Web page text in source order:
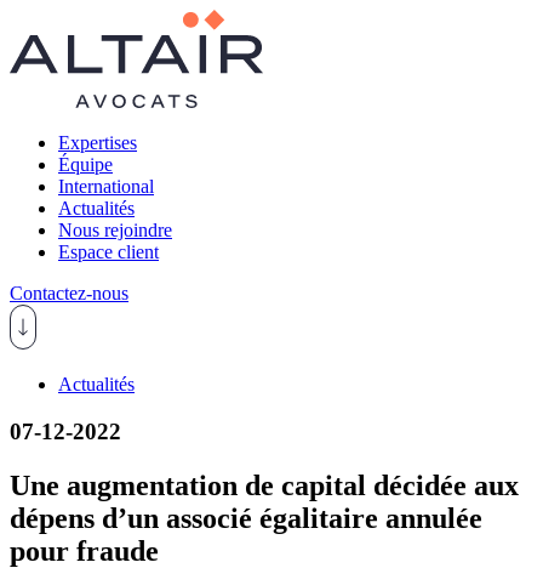
Expertises
Équipe
International
Actualités
Nous rejoindre
Espace client
Contactez-nous
Actualités
07-12-2022
Une augmentation de capital décidée aux
dépens d’un associé égalitaire annulée
pour fraude